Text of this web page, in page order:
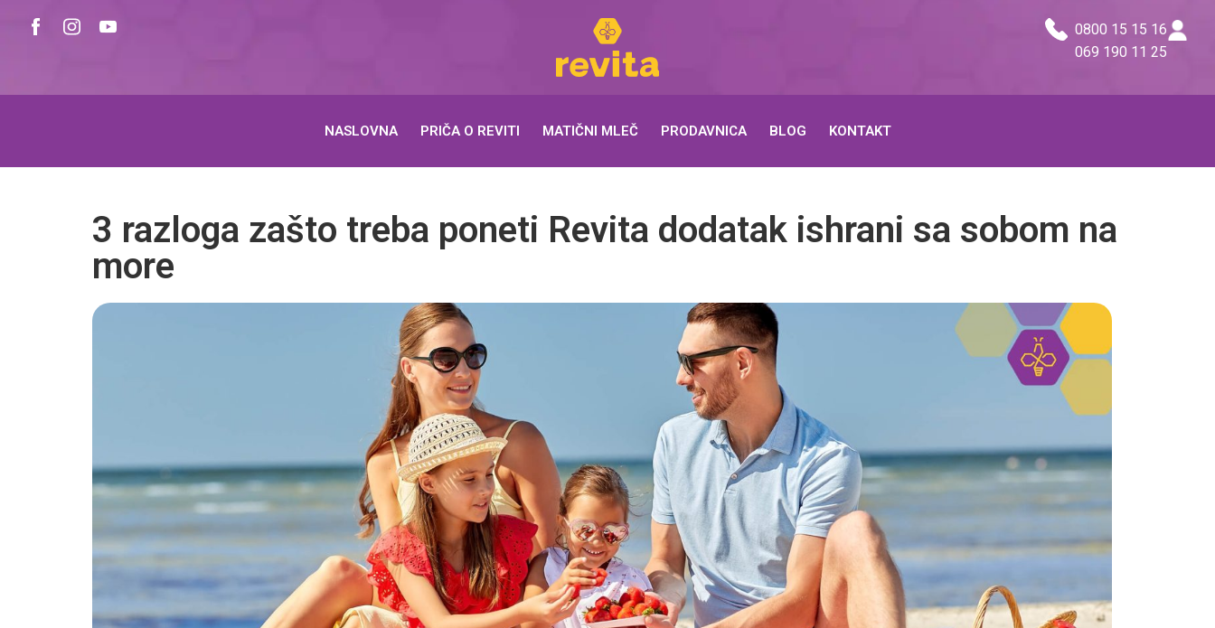
0800 15 15 16
069 190 11 25
NASLOVNA PRIČA O REVITI MATIČNI MLEČ PRODAVNICA BLOG KONTAKT
3 razloga zašto treba poneti Revita dodatak ishrani sa sobom na
more